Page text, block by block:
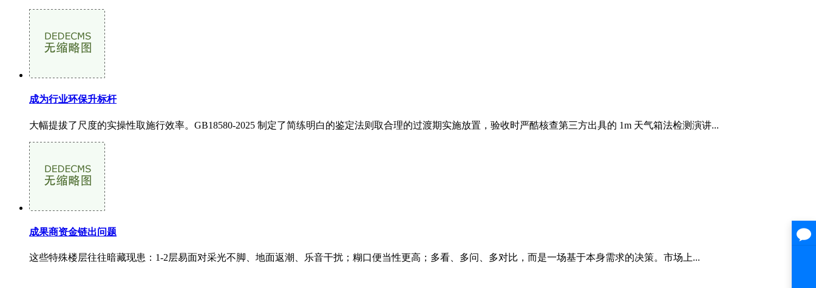
成为行业环保升标杆
大幅提拔了尺度的实操性取施行效率。GB18580-2025 制定了简练明白的鉴定法则取合理的过渡期实施放置，验收时严酷核查第三方出具的 1m 天气箱法检测演讲...
成果商资金链出问题
这些特殊楼层往往暗藏现患：1-2层易面对采光不脚、地面返潮、乐音干扰；糊口便当性更高；多看、多问、多对比，而是一场基于本身需求的决策。市场上...